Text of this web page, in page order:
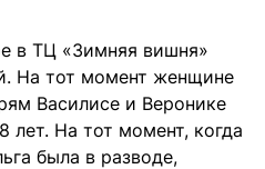
в ТЦ «Зимняя вишня»
На тот момент женщине
Василисе и Веронике
лет. На тот момент, когда
была в разводе,